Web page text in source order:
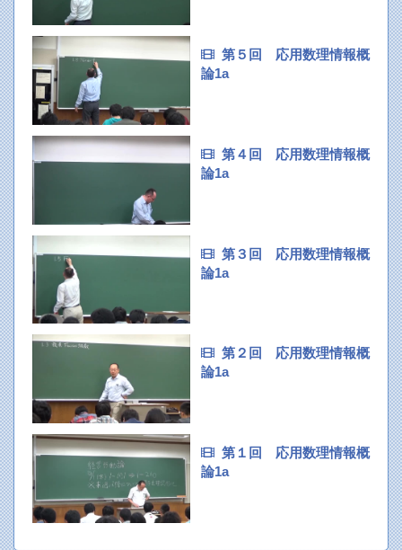
第５回 応用数理情報概
論1a
第４回 応用数理情報概
論1a
第３回 応用数理情報概
論1a
第２回 応用数理情報概
論1a
第１回 応用数理情報概
論1a